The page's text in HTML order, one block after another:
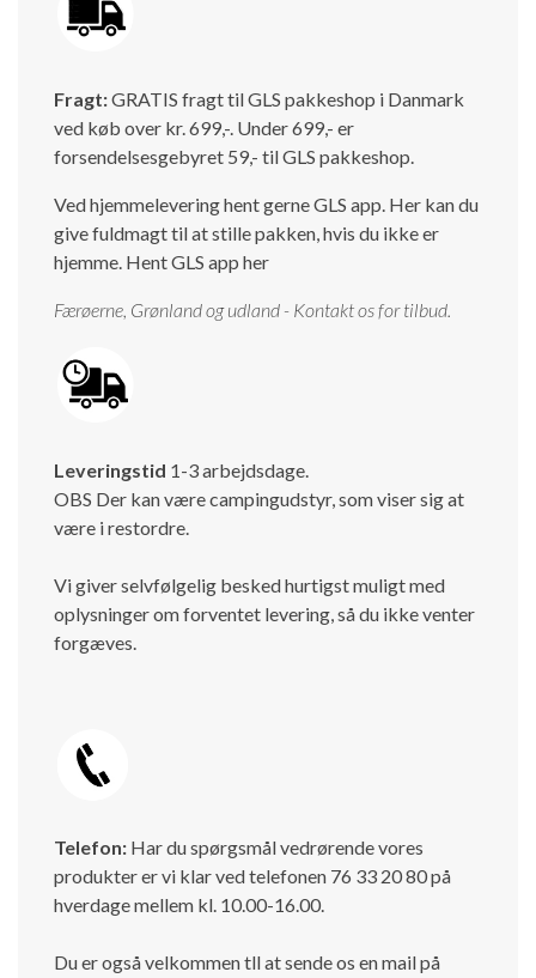
Isabella Opstillingsvejledninger
GPDR - KG Camping Kundeklub
Fragt:GRATIS fragt til GLS pakkeshop i Danmark
ved køb over kr. 699,-. Under 699,- er
forsendelsesgebyret 59,- til GLS pakkeshop.
Ved hjemmelevering hent gerne GLS app. Her kan du
give fuldmagt til at stille pakken, hvis du ikke er
hjemme. Hent GLS app her
Færøerne, Grønland og udland - Kontakt os for tilbud.
Leveringstid 1-3 arbejdsdage.
OBS Der kan være campingudstyr, som viser sig at
være i restordre.
Vi giver selvfølgelig besked hurtigst muligt med
oplysninger om forventet levering, så du ikke venter
forgæves.
Telefon: Har du spørgsmål vedrørende vores
produkter er vi klar ved telefonen 76 33 20 80 på
hverdage mellem kl. 10.00-16.00.
Du er også velkommen tll at sende os en mail på